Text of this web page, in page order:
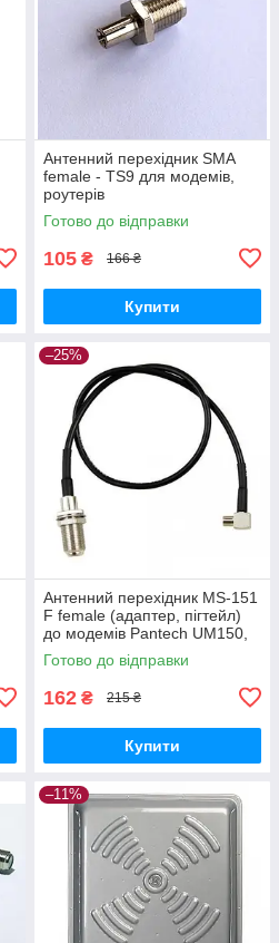
Антенний перехідник SMA
female - TS9 для модемів,
роутерів
Готово до відправки
105 ₴ 166 ₴
Купити
–25%
Антенний перехідник MS-151
F female (адаптер, пігтейл)
до модемів Pantech UM150,
UM190, UML290, UML295 та
ін.
Готово до відправки
162 ₴ 215 ₴
Купити
–11%